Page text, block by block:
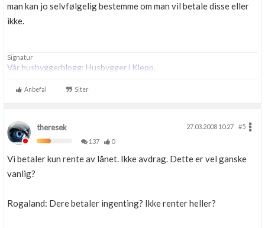
man kan jo selvfølgelig bestemme om man vil betale disse eller
ikke.
Signatur
Vår husbyggerblogg: Husbygger i Klepp.
Anbefal Siter
theresek 27.03.2008 10.27
#5
137
0
Vi betaler kun rente av lånet. Ikke avdrag. Dette er vel ganske
vanlig?
Rogaland: Dere betaler ingenting? Ikke renter heller?